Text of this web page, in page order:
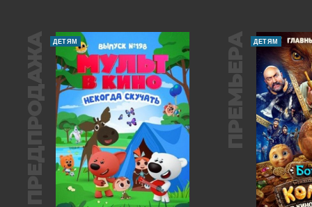
ПРЕДПРОДАЖА ДЕТЯМ ПРЕМЬЕРА ДЕТЯМ